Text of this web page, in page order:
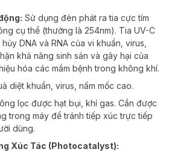
Sử dụng đèn phát ra tia cực tím
cụ thể (thường là 254nm). Tia UV-C
DNA và RNA của vi khuẩn, virus,
khả năng sinh sản và gây hại của
hóa các mầm bệnh trong không khí.
diệt khuẩn, virus, nấm mốc cao.
lọc được hạt bụi, khí gas. Cần được
trong máy để tránh tiếp xúc trực tiếp
dùng.
Xúc Tác (Photocatalyst):